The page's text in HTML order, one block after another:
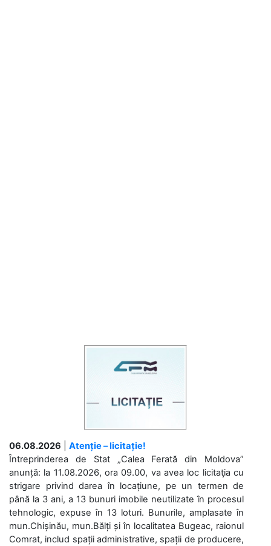
06.08.2026
Atenție – licitație!
Întreprinderea de Stat „Calea Ferată din Moldova”
anunță: la 11.08.2026, ora 09.00, va avea loc licitaţia cu
strigare privind darea în locațiune, pe un termen de
până la 3 ani, a 13 bunuri imobile neutilizate în procesul
tehnologic, expuse în 13 loturi. Bunurile, amplasate în
mun.Chișinău, mun.Bălți și în localitatea Bugeac, raionul
Comrat, includ spații administrative, spații de producere,